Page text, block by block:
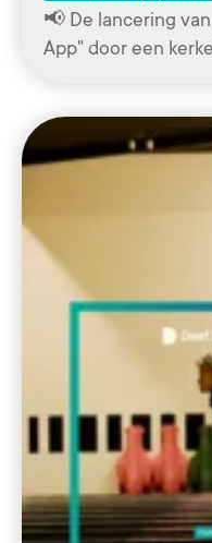
📢 De lancering
App" door een